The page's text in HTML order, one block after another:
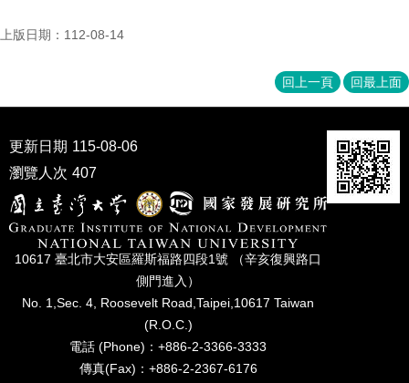
博
班
職
專
術
上版日期：112-08-14
回上一頁 回最上面
更新日期 115-08-06
瀏覽人次 407
10617 臺北市⼤安區羅斯福路四段1號 （辛亥復興路⼝
側⾨進入）
No. 1,Sec. 4, Roosevelt Road,Taipei,10617 Taiwan
(R.O.C.)
電話 (Phone)：+886-2-3366-3333
傳真(Fax)：+886-2-2367-6176